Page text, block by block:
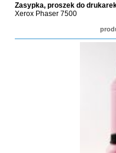
Zasypka, proszek do
Xerox Phaser 7500